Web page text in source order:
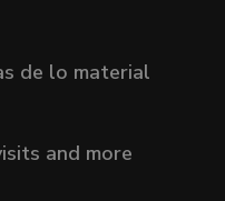
de lo material
and more